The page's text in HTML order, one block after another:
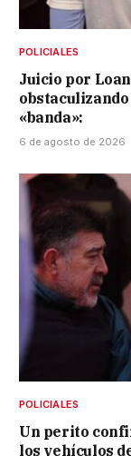
POLICIALES
Juicio por
«banda»:
6 de agosto de 2026
POLICIALES
Un perito
los vehículos